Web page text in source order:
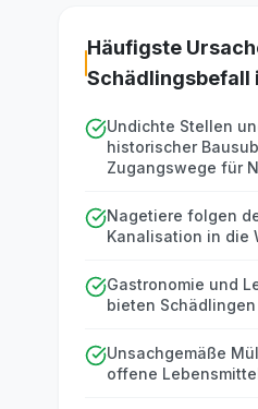
Häufigste
Schädlingsbefall
Undichte Stellen
historischer
Zugangswege für
Nagetiere folgen
Kanalisation in die
Gastronomie und
bieten
Unsachgemäße
offene